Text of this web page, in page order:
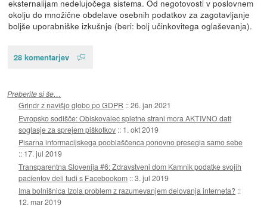
eksternalijam nedelujočega sistema. Od negotovosti v poslovnem
okolju do množične obdelave osebnih podatkov za zagotavljanje
boljše uporabniške izkušnje (beri: bolj učinkovitega oglaševanja).
28 komentarjev
Preberite si še…
Grindr z navišjo globo po GDPR ::26. jan 2021
Evropsko sodišče: Obiskovalec spletne strani mora AKTIVNO dati
soglasje za sprejem piškotkov :: 1. okt 2019
Pisarna informacijskega pooblaščenca ponovno presegla samo sebe
:: 17. jul 2019
Transparentna Slovenija #6: Zdravstveni dom Kamnik podatke svojih
pacientov deli tudi s Facebookom ::3. jul 2019
Ima bolnišnica Izola problem z razumevanjem delovanja interneta? ::
12. mar 2019